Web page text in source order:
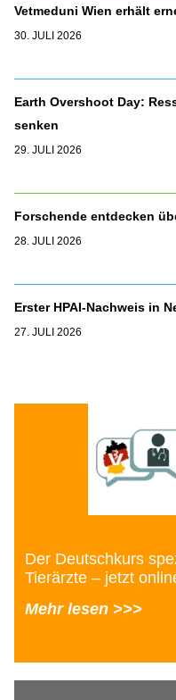
Vetmeduni Wien erhält
30. JULI 2026
Earth Overshoot Day:
senken
29. JULI 2026
Forschende entdecken
28. JULI 2026
Erster HPAI-Nachweis in
27. JULI 2026
Der Deutschkurs
Tierärzte – jetzt
Mehr lesen >>>